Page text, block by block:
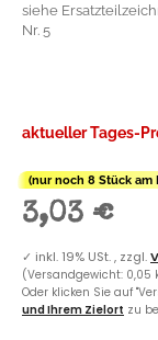
siehe
Nr. 5
aktueller Tages-
(nur noch 8 Stück am
3,03 €
✓ inkl. 19% USt. , zzgl.
(Versandgewicht: 0,05
Oder klicken Sie auf
und Ihrem Zielort zu